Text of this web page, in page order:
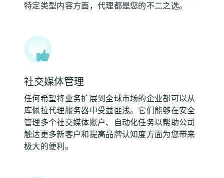
特定类型内容方面，代理都是您的不二之选。
社交媒体管理
任何希望将业务扩展到全球市场的企业都可以从
库佩拉代理服务器中受益匪浅。它们能够在安全
管理多个社交媒体账户、自动化任务以帮助公司
触达更多新客户和提高品牌认知度方面为您带来
极大的便利。